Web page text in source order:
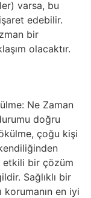
varsa, bu
edebilir.
bir
olacaktır.
Ne Zaman
doğru
çoğu kişi
etkili bir çözüm
Sağlıklı bir
korumanın en iyi